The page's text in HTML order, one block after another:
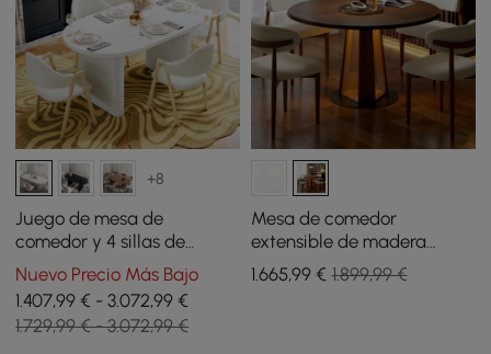
+8
Juego de mesa de
comedor y 4 sillas de
comedor Japandi,
ovaladas, extensibles,
blancas, de 1600 mm a
2000 mm
Nuevo Precio Más Bajo
1.407,99 € - 3.072,99 €
1.729,99 € - 3.072,99 €
Mesa de comedor
extensible de madera
maciza de 920 mm a 1200
mm con luz
1.665,99€ 1.899,99 €